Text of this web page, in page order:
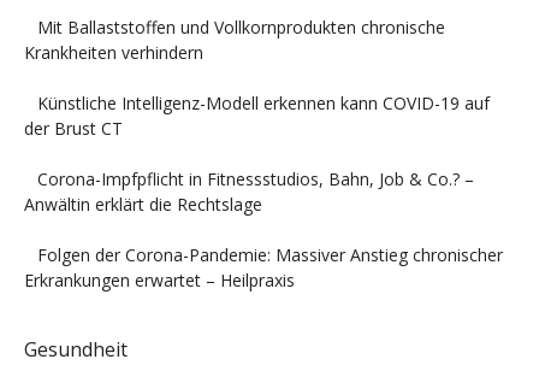
Mit Ballaststoffen und Vollkornprodukten chronische
Krankheiten verhindern
Künstliche Intelligenz-Modell erkennen kann COVID-19 auf
der Brust CT
Corona-Impfpflicht in Fitnessstudios, Bahn, Job & Co.? –
Anwältin erklärt die Rechtslage
Folgen der Corona-Pandemie: Massiver Anstieg chronischer
Erkrankungen erwartet – Heilpraxis
Gesundheit